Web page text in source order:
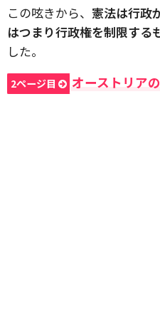
この呟きから、 憲法は行政
はつまり行政権を制限する
した。
2ページ目 オーストリア